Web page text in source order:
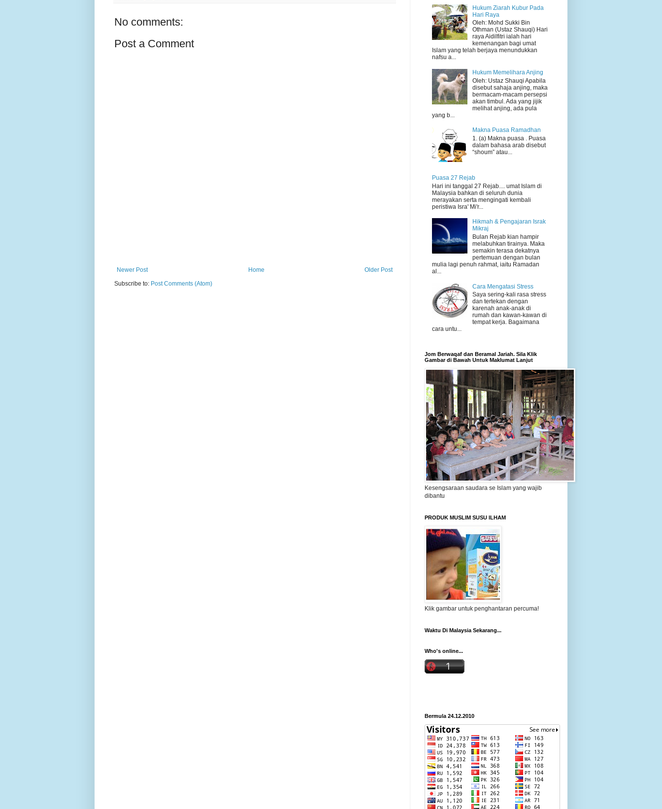
No comments:
Post a Comment
Newer Post Older Post
Home
Subscribe to: Post Comments (Atom)
Hukum Ziarah Kubur Pada
Hari Raya
Oleh: Mohd Sukki Bin
Othman (Ustaz Shauqi) Hari
raya Aidilfitri ialah hari
kemenangan bagi umat
Islam yang telah berjaya menundukkan
nafsu a...
Hukum Memelihara Anjing
Oleh: Ustaz Shauqi Apabila
disebut sahaja anjing, maka
bermacam-macam persepsi
akan timbul. Ada yang jijik
melihat anjing, ada pula
yang b...
Makna Puasa Ramadhan
1. (a) Makna puasa . Puasa
dalam bahasa arab disebut
“shoum” atau...
Puasa 27 Rejab
Hari ini tanggal 27 Rejab.... umat Islam di
Malaysia bahkan di seluruh dunia
merayakan serta mengingati kembali
peristiwa Isra' Mi'r...
Hikmah & Pengajaran Israk
Mikraj
Bulan Rejab kian hampir
melabuhkan tirainya. Maka
semakin terasa dekatnya
pertemuan dengan bulan
mulia lagi penuh rahmat, iaitu Ramadan
al...
Cara Mengatasi Stress
Saya sering-kali rasa stress
dan tertekan dengan
karenah anak-anak di
rumah dan kawan-kawan di
tempat kerja. Bagaimana
cara untu...
Jom Berwaqaf dan Beramal Jariah. Sila Klik
Gambar di Bawah Untuk Maklumat Lanjut
Kesengsaraan saudara se Islam yang wajib
dibantu
PRODUK MUSLIM SUSU ILHAM
Klik gambar untuk penghantaran percuma!
Waktu Di Malaysia Sekarang...
Who's online...
Bermula 24.12.2010